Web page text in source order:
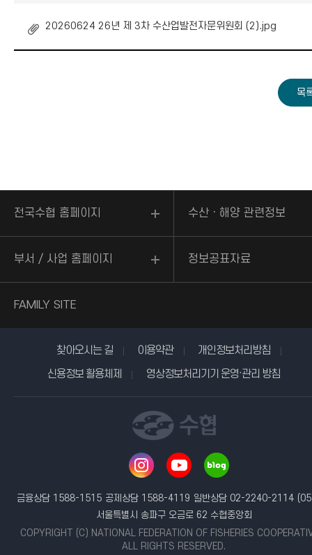
20260624 26년 제 3차 수산업발전자문위원회 (2).jpg
전국수협 홈페이지 수산ㆍ해양 관련정보
부서 / 사업 홈페이지 정보공표자료
FAMILY SITE
찾아오시는 길 이용약관
개인정보처리방침
신용정보 활용체제
영상정보처리기기 운영·관리 방침
금융상담 1588-1515 공제상담 1588-4119 일반상담 02-2240-2114
서울특별시 송파구 오금로 62 수협중앙회
COPYRIGHT (C) NATIONAL FEDERATION OF FISHERIES
ALL RIGHTS RESERVED.